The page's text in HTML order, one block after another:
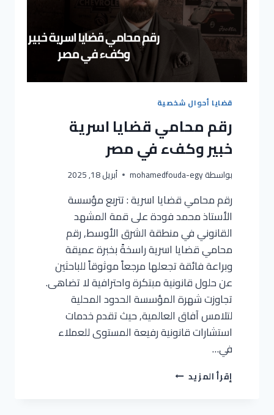
قضايا أحوال شخصية
رقم محامي قضايا اسرية
خبير وكفء في مصر
بواسطةmohamedfouda-egy أبريل 18, 2025
رقم محامي قضايا اسرية : تتربع مؤسسة
الأستاذ محمد فودة على قمة المشهد
القانوني في منطقة الشرق الأوسط, رقم
محامي قضايا اسرية راسخةً بخبرة عميقة
وبراعة فائقة تجعلها مرجعاً موثوقاً للباحثين
عن حلول قانونية مبتكرة واحترافية لا تضاهى.
تجاوزت شهرة المؤسسة الحدود المحلية
لتلامس آفاق العالمية, حيث تقدم خدمات
استشارات قانونية رفيعة المستوى للعملاء
في…
إقرأ المزيد